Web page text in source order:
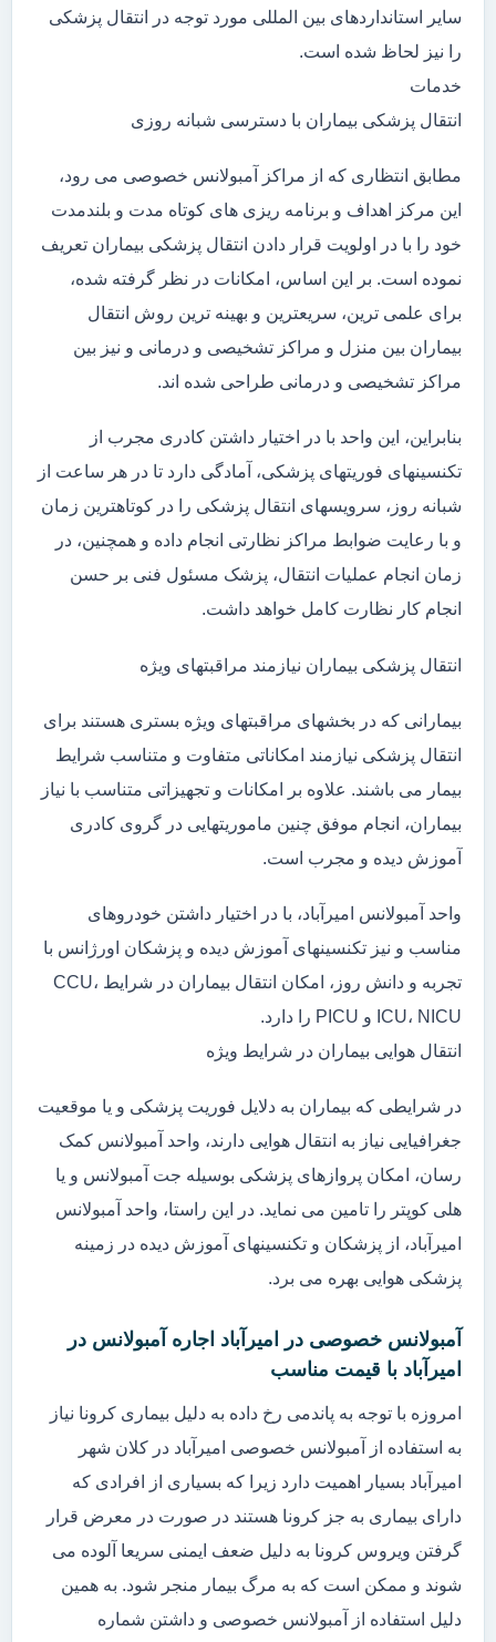
سایر استانداردهای بین المللی مورد توجه در انتقال پزشکی
را نیز لحاظ شده است.
خدمات
انتقال پزشکی بیماران با دسترسی شبانه روزی
مطابق انتظاری که از مراکز آمبولانس خصوصی می رود،
این مرکز اهداف و برنامه ریزی های کوتاه مدت و بلندمدت
خود را با در اولویت قرار دادن انتقال پزشکی بیماران تعریف
نموده است. بر این اساس، امکانات در نظر گرفته شده،
برای علمی ترین، سریعترین و بهینه ترین روش انتقال
بیماران بین منزل و مراکز تشخیصی و درمانی و نیز بین
مراکز تشخیصی و درمانی طراحی شده اند.
بنابراین، این واحد با در اختیار داشتن کادری مجرب از
تکنسینهای فوریتهای پزشکی، آمادگی دارد تا در هر ساعت از
شبانه روز، سرویسهای انتقال پزشکی را در کوتاهترین زمان
و با رعایت ضوابط مراکز نظارتی انجام داده و همچنین، در
زمان انجام عملیات انتقال، پزشک مسئول فنی بر حسن
انجام کار نظارت کامل خواهد داشت.
انتقال پزشکی بیماران نیازمند مراقبتهای ویژه
بیمارانی که در بخشهای مراقبتهای ویژه بستری هستند برای
انتقال پزشکی نیازمند امکاناتی متفاوت و متناسب شرایط
بیمار می باشند. علاوه بر امکانات و تجهیزاتی متناسب با نیاز
بیماران، انجام موفق چنین ماموریتهایی در گروی کادری
آموزش دیده و مجرب است.
واحد آمبولانس امیرآباد، با در اختیار داشتن خودروهای
مناسب و نیز تکنسینهای آموزش دیده و پزشکان اورژانس با
تجربه و دانش روز، امکان انتقال بیماران در شرایط CCU،
ICU، NICU و PICU را دارد.
انتقال هوایی بیماران در شرایط ویژه
در شرایطی که بیماران به دلایل فوریت پزشکی و یا موقعیت
جغرافیایی نیاز به انتقال هوایی دارند، واحد آمبولانس کمک
رسان، امکان پروازهای پزشکی بوسیله جت آمبولانس و یا
هلی کوپتر را تامین می نماید. در این راستا، واحد آمبولانس
امیرآباد، از پزشکان و تکنسینهای آموزش دیده در زمینه
پزشکی هوایی بهره می برد.
آمبولانس خصوصی در امیرآباد اجاره آمبولانس در
امیرآباد با قیمت مناسب
امروزه با توجه به پاندمی رخ داده به دلیل بیماری کرونا نیاز
به استفاده از آمبولانس خصوصی امیرآباد در کلان شهر
امیرآباد بسیار اهمیت دارد زیرا که بسیاری از افرادی که
دارای بیماری به جز کرونا هستند در صورت در معرض قرار
گرفتن ویروس کرونا به دلیل ضعف ایمنی سریعا آلوده می
شوند و ممکن است که به مرگ بیمار منجر شود. به همین
دلیل استفاده از آمبولانس خصوصی و داشتن شماره